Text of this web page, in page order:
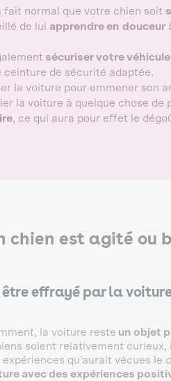
fait normal que votre chien soit
de lui apprendre en douceur
sécuriser votre véhicule
ceinture de sécurité adaptée.
la voiture pour emmener son
la voiture à quelque chose de
, ce qui aura pour effet le
chien est agité ou
être effrayé par la
la voiture reste un objet
soient relativement curieux,
qu’aurait vécues
avec des expériences